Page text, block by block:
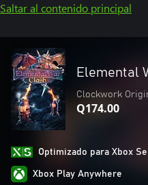
Saltar al contenido principal
Elemental
Clockwork
Q174.00
Optimizado para Xbox
Xbox Play Anywhere